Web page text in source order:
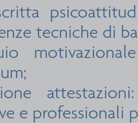
tecniche di
e professionali